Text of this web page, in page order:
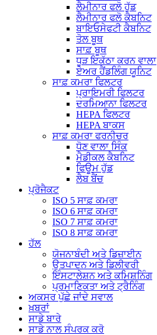
ਲੈਮੀਨਾਰ ਫਲੋ ਹੁੱਡ
ਲੈਮੀਨਾਰ ਫਲੋ ਕੈਬਨਿਟ
ਬਾਇਓਸੇਫਟੀ ਕੈਬਨਿਟ
ਤੋਲ ਬੂਥ
ਸਾਫ਼ ਬੂਥ
ਧੂੜ ਇਕੱਠਾ ਕਰਨ ਵਾਲਾ
ਏਅਰ ਹੈਂਡਲਿੰਗ ਯੂਨਿਟ
ਸਾਫ਼ ਕਮਰਾ ਫਿਲਟਰ
ਪ੍ਰਾਇਮਰੀ ਫਿਲਟਰ
ਦਰਮਿਆਨਾ ਫਿਲਟਰ
HEPA ਫਿਲਟਰ
HEPA ਬਾਕਸ
ਸਾਫ਼ ਕਮਰਾ ਫਰਨੀਚਰ
ਧੋਣ ਵਾਲਾ ਸਿੰਕ
ਮੈਡੀਕਲ ਕੈਬਨਿਟ
ਫਿਊਮ ਹੁੱਡ
ਲੈਬ ਬੈਂਚ
ਪ੍ਰੋਜੈਕਟ
ISO 5 ਸਾਫ਼ ਕਮਰਾ
ISO 6 ਸਾਫ਼ ਕਮਰਾ
ISO 7 ਸਾਫ਼ ਕਮਰਾ
ISO 8 ਸਾਫ਼ ਕਮਰਾ
ਹੱਲ
ਯੋਜਨਾਬੰਦੀ ਅਤੇ ਡਿਜ਼ਾਈਨ
ਉਤਪਾਦਨ ਅਤੇ ਡਿਲੀਵਰੀ
ਇੰਸਟਾਲੇਸ਼ਨ ਅਤੇ ਕਮਿਸ਼ਨਿੰਗ
ਪ੍ਰਮਾਣਿਕਤਾ ਅਤੇ ਟ੍ਰੈਨਿੰਗ
ਅਕਸਰ ਪੁੱਛੇ ਜਾਂਦੇ ਸਵਾਲ
ਖ਼ਬਰਾਂ
ਸਾਡੇ ਬਾਰੇ
ਸਾਡੇ ਨਾਲ ਸੰਪਰਕ ਕਰੋ